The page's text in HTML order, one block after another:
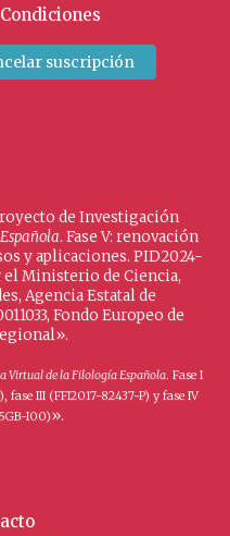
de Investigación
. Fase V: renovación
y aplicaciones. PID2024-
el Ministerio de Ciencia,
Agencia Estatal de
Fondo Europeo de
Virtual de la Filología Española. Fase I
fase III (FFI2017-82437-P) y fase IV
I00)».